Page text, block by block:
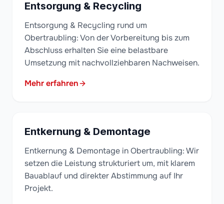
Entsorgung & Recycling
Entsorgung & Recycling rund um
Obertraubling: Von der Vorbereitung bis zum
Abschluss erhalten Sie eine belastbare
Umsetzung mit nachvollziehbaren Nachweisen.
Mehr erfahren
Entkernung & Demontage
Entkernung & Demontage in Obertraubling: Wir
setzen die Leistung strukturiert um, mit klarem
Bauablauf und direkter Abstimmung auf Ihr
Projekt.